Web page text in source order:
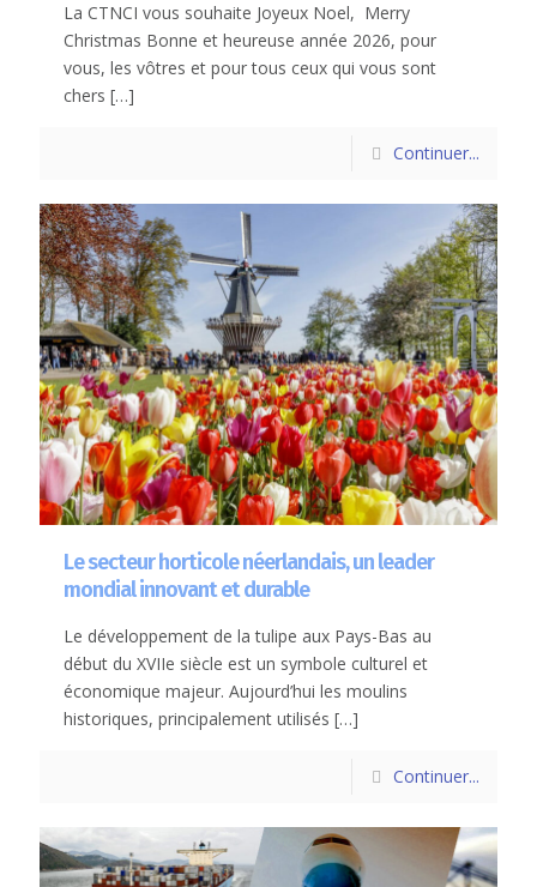
La CTNCI vous souhaite Joyeux Noel, Merry
Christmas Bonne et heureuse année 2026, pour
vous, les vôtres et pour tous ceux qui vous sont
chers […]
Continuer...
Le secteur horticole néerlandais, un leader
mondial innovant et durable
Le développement de la tulipe aux Pays-Bas au
début du XVIIe siècle est un symbole culturel et
économique majeur. Aujourd’hui les moulins
historiques, principalement utilisés […]
Continuer...